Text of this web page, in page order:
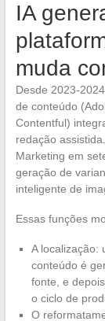
IA
muda
Desde 2023-
de conteúdo
Contentful)
redação
Marketing em
geração de
inteligente de
Essas funções
A localização:
conteúdo é
fonte, e
o ciclo de
O